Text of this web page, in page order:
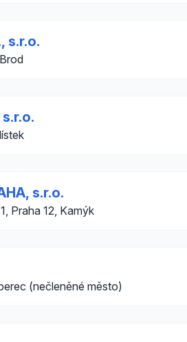
s.r.o.
s.r.o.
Praha 12, Kamýk
(nečleněné město)